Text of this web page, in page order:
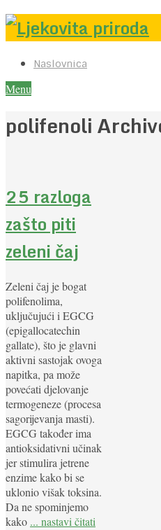
Naslovnica
Menu
polifenoli
25 razloga
zašto piti
zeleni čaj
Zeleni čaj je bogat
polifenolima,
uključujući i EGCG
(epigallocatechin
gallate), što je glavni
aktivni sastojak ovoga
napitka, pa može
povećati djelovanje
termogeneze (procesa
sagorijevanja masti).
EGCG također ima
antioksidativni učinak
jer stimulira jetrene
enzime kako bi se
uklonio višak toksina.
Da ne spominjemo
kako ... nastavi čitati